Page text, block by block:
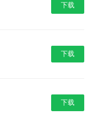
下载
下载
下载